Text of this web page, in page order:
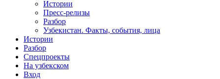
Истории
Пресс-релизы
Разбор
Узбекистан. Факты, события, лица
Истории
Разбор
Спецпроекты
На узбекском
Вход